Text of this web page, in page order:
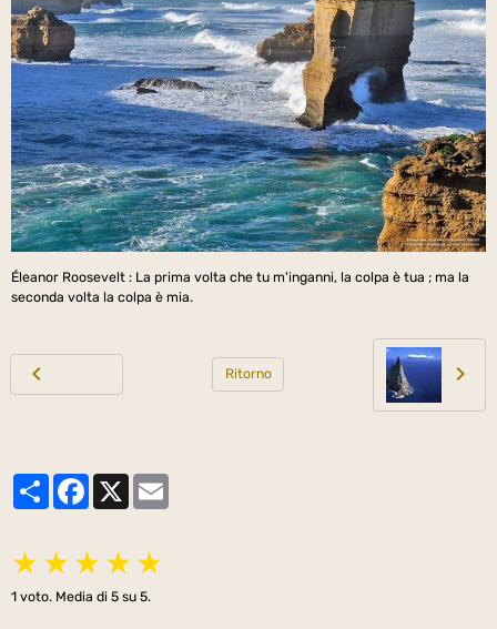
Éleanor Roosevelt : La prima volta che tu m'inganni, la colpa è tua ; ma la
seconda volta la colpa è mia.
Ritorno
PartagerFacebook
X
★ ★ ★ ★ ★
1 voto. Media di 5 su 5.